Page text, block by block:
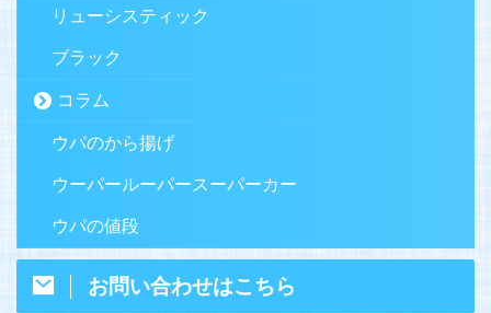
リューシスティック
ブラック
コラム
ウパのから揚げ
ウーパールーパースーパーカー
ウパの値段
お問い合わせはこちら